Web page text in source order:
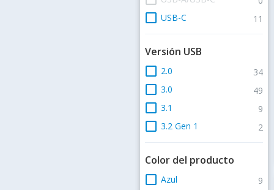
check_box_outline_blank USB-C 11
Versión USB
check_box_outline_blank 2.0 34
check_box_outline_blank 3.0 49
check_box_outline_blank 3.1 9
check_box_outline_blank 3.2 Gen 1 2
Color del producto
check_box_outline_blank Azul 9